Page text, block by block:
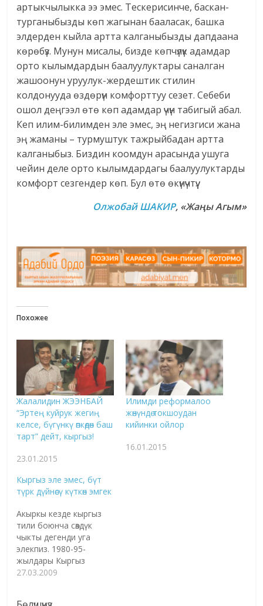
артыкчылыкка ээ эмес. Тескерисинче, баскан-
турганыбызды көп жагынан бааласак, башка
элдерден кыйла артта калганыбызды дапдаана
көрөбүз. Мунун мисалы, бизде көпчүлүк адамдар
орто кылымдардын баалуулуктары саналган
жашоонун уруулук-жердештик стилин
колдонууда өздөрүн комфорттуу сезет. Себеби
ошол деңгээл өтө көп адамдар үчүн табигый абал.
Кеп илим-билимден эле эмес, эң негизгиси жана
эң жаманы – турмуштук тажрыйбадан артта
калганыбыз. Биздин коомдун арасында ушуга
чейин деле орто кылымдардагы баалуулуктарды
комфорт сезгендер көп. Бул өтө өкүнүчтүү.
Олжобай ШАКИР, «Жаңы Агым»
Похожее
Жалалидин ЖЭЭНБАЙ
“Эртең куйрук жегиң
келсе, бүгүнкү өпкөдөн баш
тарт” дейт, кыргыз!
23.01.2015
Илимди реформалоо
жөнүндө токшоудан
кийинки ойлор
16.01.2015
Кыргыз эле эмес, бүт
түрк дүйнөсү күткөн эмгек
Акыркы кезде кыргыз
тили боюнча сөздүк
чыкты дегенди уга
элекпиз. 1980-95-
жылдары Кыргыз
улуттук
27.03.2009